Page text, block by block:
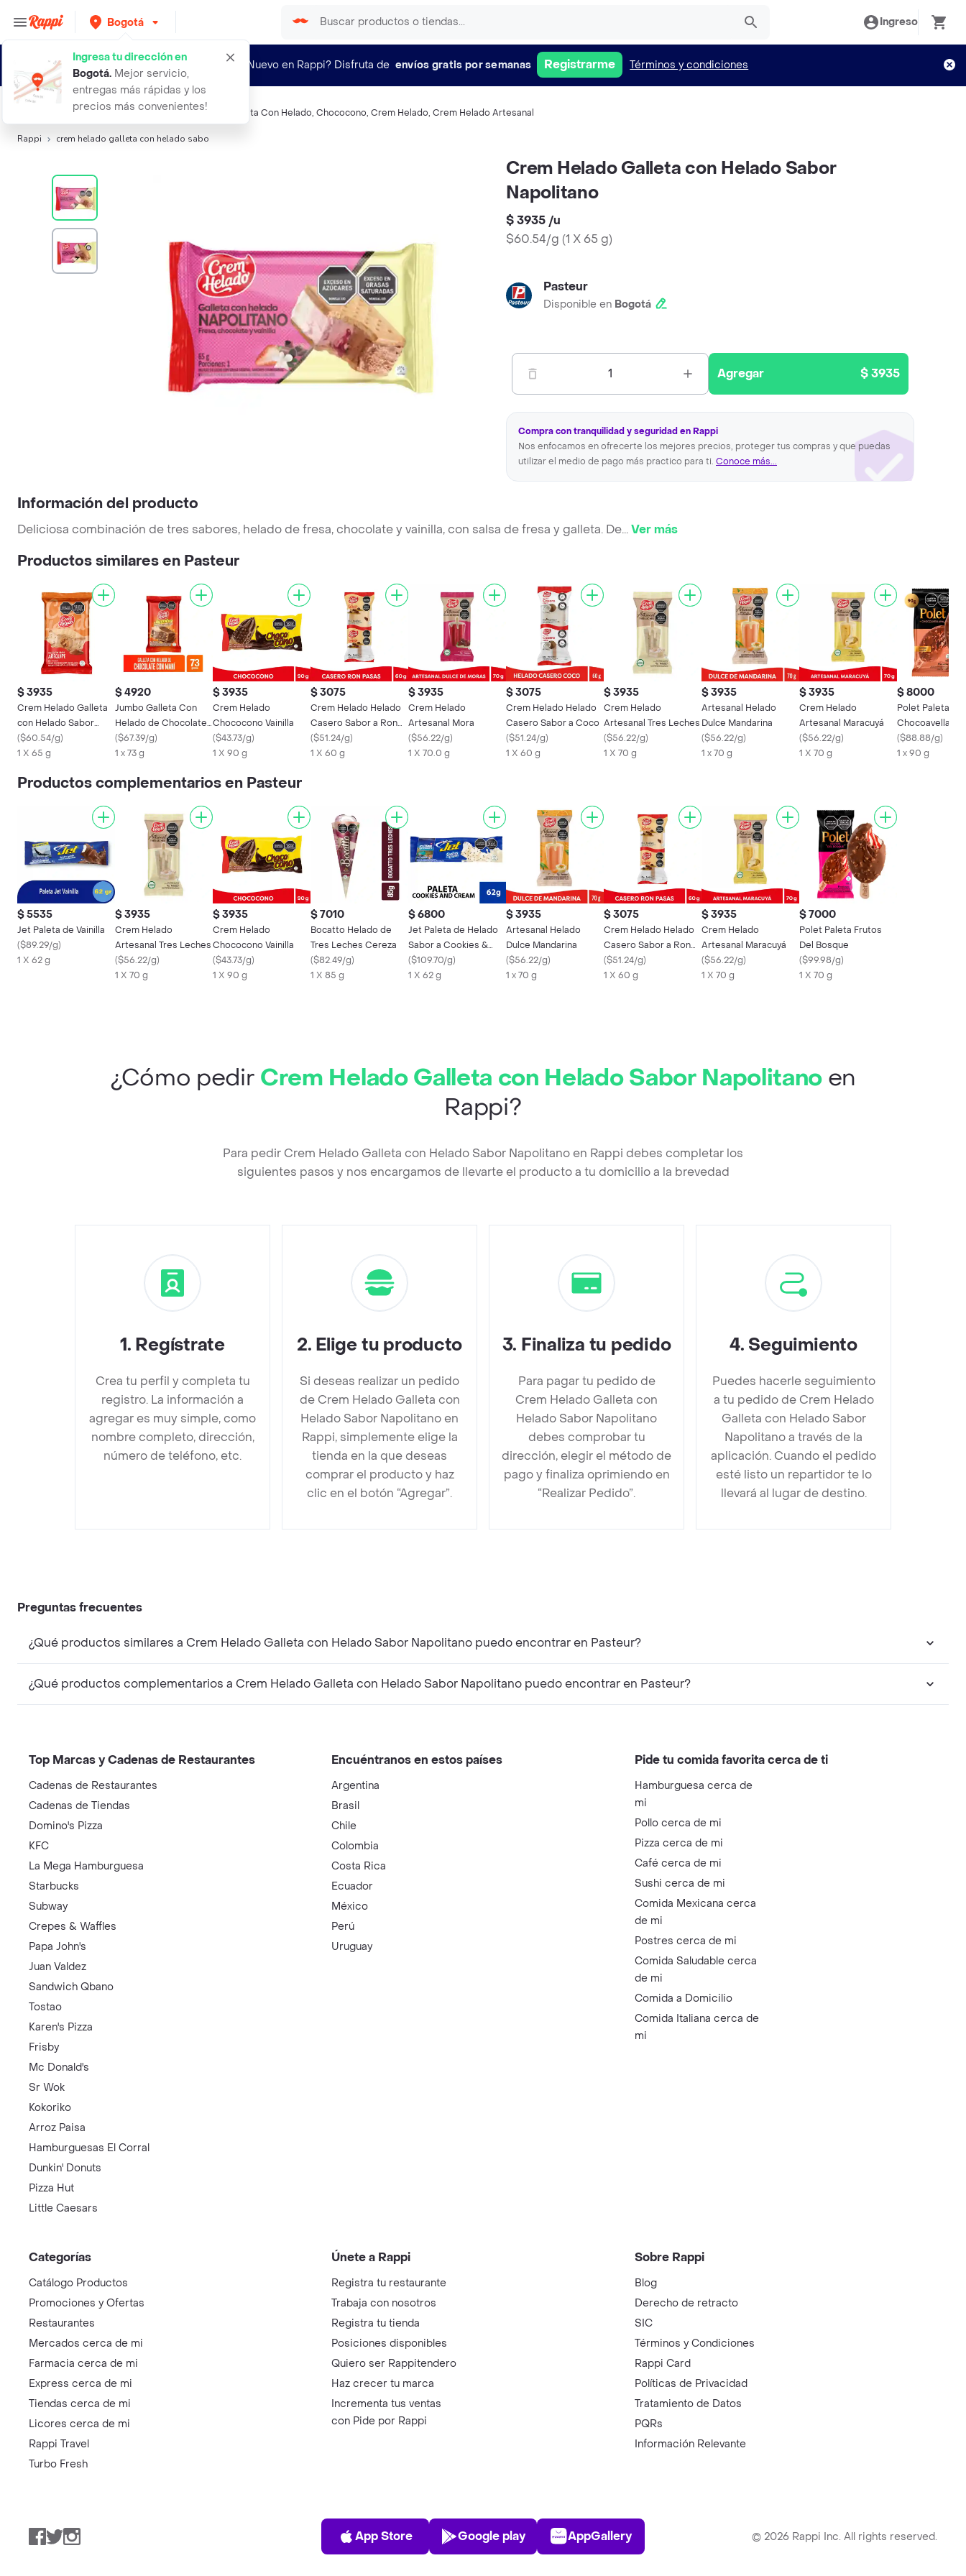
Bogotá
Ingresa tu dirección en
Bogotá. Mejor servicio,
entregas más rápidas y los
precios más convenientes!
Ingreso
¿Nuevo en Rappi? Disfruta de envíos gratis por semanas Registrarme Términos y condiciones
Búsquedas relacionadas:Helados,Crem Helado Galleta Con Helado, Chococono, Crem Helado, Crem Helado Artesanal
Rappi crem helado galleta con helado sabo
Crem Helado Galleta con Helado Sabor
Napolitano
$ 3935 /u
$60.54/g (1 X 65 g)
Pasteur
Disponible en Bogotá
1 Agregar $ 3935
Compra con tranquilidad y seguridad en Rappi
Nos enfocamos en ofrecerte los mejores precios, proteger tus compras y que puedas
utilizar el medio de pago más practico para ti. Conoce más...
Información del producto
Deliciosa combinación de tres sabores, helado de fresa, chocolate y vainilla, con salsa de fresa y galleta. De...Ver más
Productos similares en Pasteur
$ 3935
Crem Helado Galleta
con Helado Sabor
Arequipe
($60.54/g)
1 X 65 g
$ 4920
Jumbo Galleta Con
Helado de Chocolate
Con Maní Platillo
($67.39/g)
1 x 73 g
$ 3935
Crem Helado
Chococono Vainilla
($43.73/g)
1 X 90 g
$ 3075
Crem Helado Helado
Casero Sabor a Ron
con Pasas
($51.24/g)
1 X 60 g
$ 3935
Crem Helado
Artesanal Mora
($56.22/g)
1 X 70.0 g
$ 3075
Crem Helado Helado
Casero Sabor a Coco
($51.24/g)
1 X 60 g
$ 3935
Crem Helado
Artesanal Tres Leches
($56.22/g)
1 X 70 g
$ 3935
Artesanal Helado
Dulce Mandarina
($56.22/g)
1 x 70 g
$ 3935
Crem Helado
Artesanal Maracuyá
($56.22/g)
1 X 70 g
$ 8000
Polet Paleta
Chocoavellana
($88.88/g)
1 x 90 g
Productos complementarios en Pasteur
$ 5535
Jet Paleta de Vainilla
($89.29/g)
1 X 62 g
$ 3935
Crem Helado
Artesanal Tres Leches
($56.22/g)
1 X 70 g
$ 3935
Crem Helado
Chococono Vainilla
($43.73/g)
1 X 90 g
$ 7010
Bocatto Helado de
Tres Leches Cereza
($82.49/g)
1 X 85 g
$ 6800
Jet Paleta de Helado
Sabor a Cookies &
Cream
($109.70/g)
1 X 62 g
$ 3935
Artesanal Helado
Dulce Mandarina
($56.22/g)
1 x 70 g
$ 3075
Crem Helado Helado
Casero Sabor a Ron
con Pasas
($51.24/g)
1 X 60 g
$ 3935
Crem Helado
Artesanal Maracuyá
($56.22/g)
1 X 70 g
$ 7000
Polet Paleta Frutos
Del Bosque
($99.98/g)
1 X 70 g
¿Cómo pedir Crem Helado Galleta con Helado Sabor Napolitano en
Rappi?
Para pedir Crem Helado Galleta con Helado Sabor Napolitano en Rappi debes completar los
siguientes pasos y nos encargamos de llevarte el producto a tu domicilio a la brevedad
1. Regístrate
Crea tu perfil y completa tu
registro. La información a
agregar es muy simple, como
nombre completo, dirección,
número de teléfono, etc.
2. Elige tu producto
Si deseas realizar un pedido
de Crem Helado Galleta con
Helado Sabor Napolitano en
Rappi, simplemente elige la
tienda en la que deseas
comprar el producto y haz
clic en el botón “Agregar”.
3. Finaliza tu pedido
Para pagar tu pedido de
Crem Helado Galleta con
Helado Sabor Napolitano
debes comprobar tu
dirección, elegir el método de
pago y finaliza oprimiendo en
“Realizar Pedido”.
4. Seguimiento
Puedes hacerle seguimiento
a tu pedido de Crem Helado
Galleta con Helado Sabor
Napolitano a través de la
aplicación. Cuando el pedido
esté listo un repartidor te lo
llevará al lugar de destino.
Preguntas frecuentes
¿Qué productos similares a Crem Helado Galleta con Helado Sabor Napolitano puedo encontrar en Pasteur?
¿Qué productos complementarios a Crem Helado Galleta con Helado Sabor Napolitano puedo encontrar en Pasteur?
Top Marcas y Cadenas de Restaurantes
Cadenas de Restaurantes
Cadenas de Tiendas
Domino's Pizza
KFC
La Mega Hamburguesa
Starbucks
Subway
Crepes & Waffles
Papa John's
Juan Valdez
Sandwich Qbano
Tostao
Karen's Pizza
Frisby
Mc Donald's
Sr Wok
Kokoriko
Arroz Paisa
Hamburguesas El Corral
Dunkin' Donuts
Pizza Hut
Little Caesars
Encuéntranos en estos países
Argentina
Brasil
Chile
Colombia
Costa Rica
Ecuador
México
Perú
Uruguay
Pide tu comida favorita cerca de ti
Hamburguesa cerca de
mi
Pollo cerca de mi
Pizza cerca de mi
Café cerca de mi
Sushi cerca de mi
Comida Mexicana cerca
de mi
Postres cerca de mi
Comida Saludable cerca
de mi
Comida a Domicilio
Comida Italiana cerca de
mi
Categorías
Catálogo Productos
Promociones y Ofertas
Restaurantes
Mercados cerca de mi
Farmacia cerca de mi
Express cerca de mi
Tiendas cerca de mi
Licores cerca de mi
Rappi Travel
Turbo Fresh
Únete a Rappi
Registra tu restaurante
Trabaja con nosotros
Registra tu tienda
Posiciones disponibles
Quiero ser Rappitendero
Haz crecer tu marca
Incrementa tus ventas
con Pide por Rappi
Sobre Rappi
Blog
Derecho de retracto
SIC
Términos y Condiciones
Rappi Card
Políticas de Privacidad
Tratamiento de Datos
PQRs
Información Relevante
Facebook
TwitterInstagram
App Store
App Store
Play Store
Google play
AppGallery
AppGallery © 2026 Rappi Inc. All rights reserved.